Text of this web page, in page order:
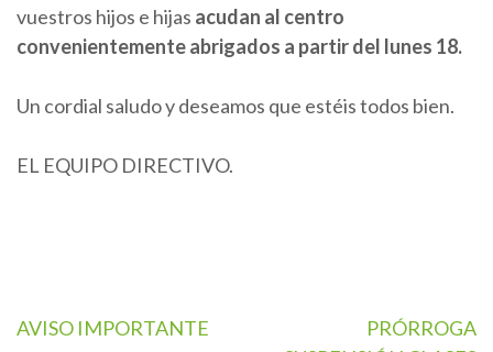
vuestros hijos e hijas acudan al centro
convenientemente abrigados a partir del lunes 18.
Un cordial saludo y deseamos que estéis todos bien.
EL EQUIPO DIRECTIVO.
AVISO IMPORTANTE
PRÓRROGA